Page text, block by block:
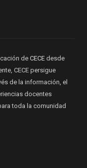
de CECE desde
CECE persigue
de la información, el
docentes
toda la comunidad